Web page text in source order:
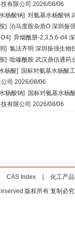
有限公司 2026/08/06
杨酸钠] 对氨基水杨酸钠
] 泊马度胺杂质O 深圳振
异烟酰肼-2,3,5,6-d4
] 氯法齐明 深圳振强生物
] 吡嗪酰胺 武汉鼎信通药
杨酸]
国标对氨基水杨酸
司 2026/08/06
杨酸钠]
国标对氨基水杨
有限公司 2026/08/06
CAS Index 化工产
版权所有 复制必究